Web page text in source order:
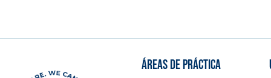
ÁREAS DE PRÁCTICA